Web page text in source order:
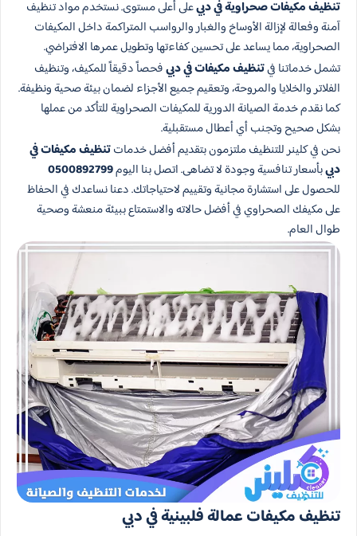
تنظيف مكيفات صحراوية في دبيعلى أعلى مستوى. نستخدم مواد تنظيف
آمنة وفعالة لإزالة الأوساخ والغبار والرواسب المتراكمة داخل المكيفات
الصحراوية، مما يساعد على تحسين كفاءتها وتطويل عمرها الافتراضي.
تشمل خدماتنا فيتنظيف مكيفات في دبيفحصاً دقيقاً للمكيف، وتنظيف
الفلاتر والخلايا والمروحة، وتعقيم جميع الأجزاء لضمان بيئة صحية ونظيفة.
كما نقدم خدمة الصيانة الدورية للمكيفات الصحراوية للتأكد من عملها
بشكل صحيح وتجنب أي أعطال مستقبلية.
نحن في كلينر للتنظيف ملتزمون بتقديم أفضل خدماتتنظيف مكيفات في
دبيبأسعار تنافسية وجودة لا تضاهى. اتصل بنا اليوم0500892799
للحصول على استشارة مجانية وتقييم لاحتياجاتك. دعنا نساعدك في الحفاظ
على مكيفك الصحراوي في أفضل حالاته والاستمتاع ببيئة منعشة وصحية
طوال العام.
تنظيف مكيفات عمالة فلبينية في دبي